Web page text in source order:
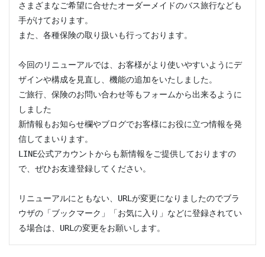
さまざまなご希望に合せたオーダーメイドのバス旅行なども
手がけております。
また、各種保険の取り扱いも行っております。
今回のリニューアルでは、お客様がより使いやすいようにデ
ザインや構成を見直し、機能の追加をいたしました。
ご旅行、保険のお問い合わせ等もフォームから出来るように
しました
新情報もお知らせ欄やブログでお客様にお役に立つ情報を発
信してまいります。
LINE公式アカウントからも新情報をご提供しておりますの
で、ぜひお友達登録してください。
リニューアルにともない、URLが変更になりましたのでブラ
ウザの「ブックマーク」「お気に入り」などに登録されてい
る場合は、URLの変更をお願いします。